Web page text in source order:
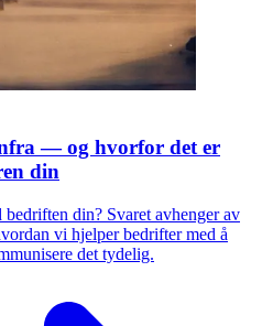
— og hvorfor det er
din
din? Svaret avhenger av
vi hjelper bedrifter med å
det tydelig.